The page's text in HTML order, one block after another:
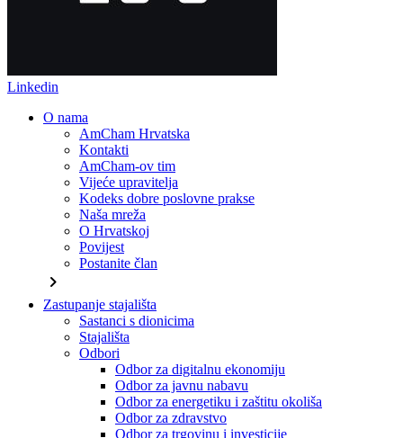
Linkedin
O nama
AmCham Hrvatska
Kontakti
AmCham-ov tim
Vijeće upravitelja
Kodeks dobre poslovne prakse
Naša mreža
O Hrvatskoj
Povijest
Postanite član
chevron_right
Zastupanje stajališta
Sastanci s dionicima
Stajališta
Odbori
Odbor za digitalnu ekonomiju
Odbor za javnu nabavu
Odbor za energetiku i zaštitu okoliša
Odbor za zdravstvo
Odbor za trgovinu i investicije